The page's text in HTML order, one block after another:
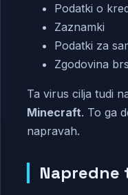
Podatki o
Zaznamki
Podatki za
Zgodovina
Ta virus cilja tudi
Minecraft. To ga
napravah.
Napredne